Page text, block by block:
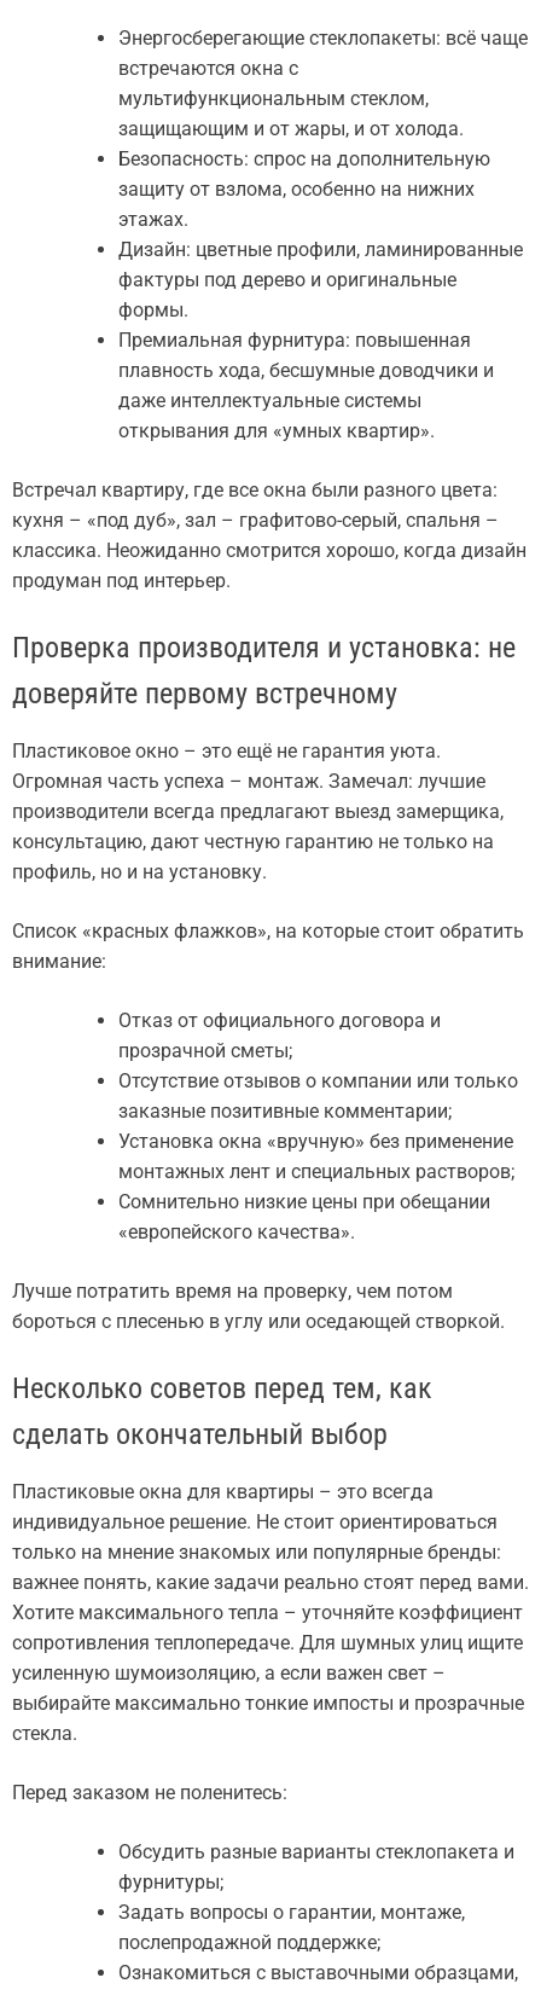
Энергосберегающие стеклопакеты: всё чаще
встречаются окна с
мультифункциональным стеклом,
защищающим и от жары, и от холода.
Безопасность: спрос на дополнительную
защиту от взлома, особенно на нижних
этажах.
Дизайн: цветные профили, ламинированные
фактуры под дерево и оригинальные
формы.
Премиальная фурнитура: повышенная
плавность хода, бесшумные доводчики и
даже интеллектуальные системы
открывания для «умных квартир».
Встречал квартиру, где все окна были разного цвета:
кухня – «под дуб», зал – графитово-серый, спальня –
классика. Неожиданно смотрится хорошо, когда дизайн
продуман под интерьер.
Проверка производителя и установка: не
доверяйте первому встречному
Пластиковое окно – это ещё не гарантия уюта.
Огромная часть успеха – монтаж. Замечал: лучшие
производители всегда предлагают выезд замерщика,
консультацию, дают честную гарантию не только на
профиль, но и на установку.
Список «красных флажков», на которые стоит обратить
внимание:
Отказ от официального договора и
прозрачной сметы;
Отсутствие отзывов о компании или только
заказные позитивные комментарии;
Установка окна «вручную» без применение
монтажных лент и специальных растворов;
Сомнительно низкие цены при обещании
«европейского качества».
Лучше потратить время на проверку, чем потом
бороться с плесенью в углу или оседающей створкой.
Несколько советов перед тем, как
сделать окончательный выбор
Пластиковые окна для квартиры – это всегда
индивидуальное решение. Не стоит ориентироваться
только на мнение знакомых или популярные бренды:
важнее понять, какие задачи реально стоят перед вами.
Хотите максимального тепла – уточняйте коэффициент
сопротивления теплопередаче. Для шумных улиц ищите
усиленную шумоизоляцию, а если важен свет –
выбирайте максимально тонкие импосты и прозрачные
стекла.
Перед заказом не поленитесь:
Обсудить разные варианты стеклопакета и
фурнитуры;
Задать вопросы о гарантии, монтаже,
послепродажной поддержке;
Ознакомиться с выставочными образцами,